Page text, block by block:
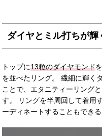
ダイヤとミル打ちが
トップに13粒のダイヤモンド
を並べたリング。 繊細に輝く
ことで、エタニティーリング
す。 リングを半周回して着用
ーディネートすることもでき